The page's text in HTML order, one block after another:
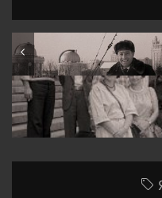
Трубинский Фёдор
Рабочая группа по